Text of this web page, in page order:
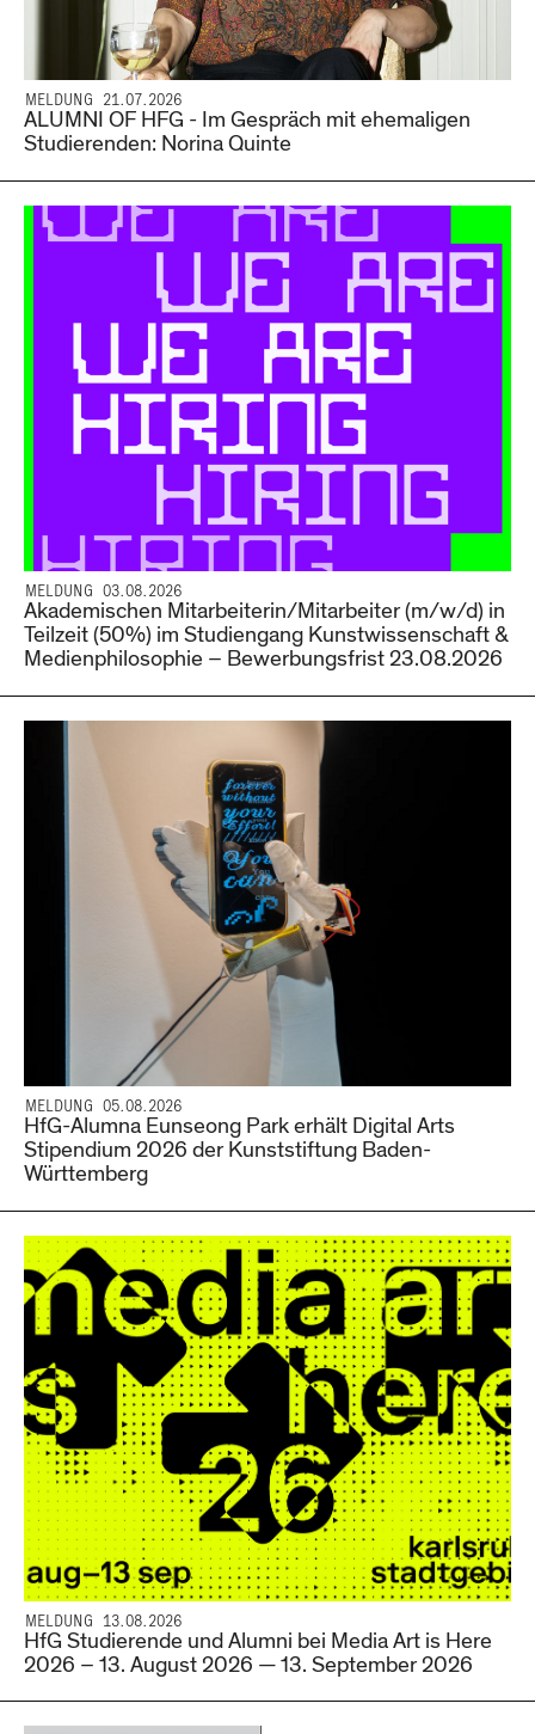
MELDUNG 21.07.2026
ALUMNI OF HFG - Im Gespräch mit ehemaligen
Studierenden: Norina Quinte
MELDUNG 03.08.2026
Akademischen Mitarbeiterin/Mitarbeiter (m/w/d) in
Teilzeit (50%) im Studiengang Kunstwissenschaft &
Medienphilosophie – Bewerbungsfrist 23.08.2026
MELDUNG 05.08.2026
HfG-Alumna Eunseong Park erhält Digital Arts
Stipendium 2026 der Kunststiftung Baden-
Württemberg
MELDUNG 13.08.2026
HfG Studierende und Alumni bei Media Art is Here
2026 – 13. August 2026 — 13. September 2026